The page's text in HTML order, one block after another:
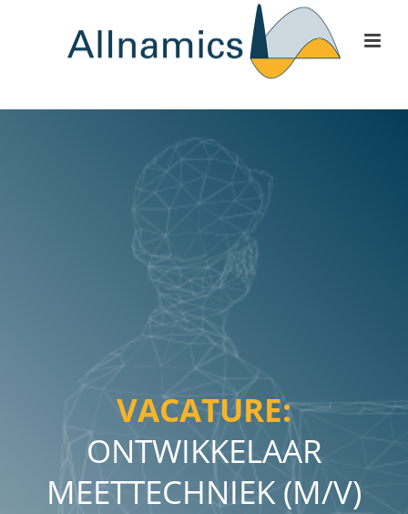
VACATURE:
ONTWIKKELAAR
MEETTECHNIEK (M/V)